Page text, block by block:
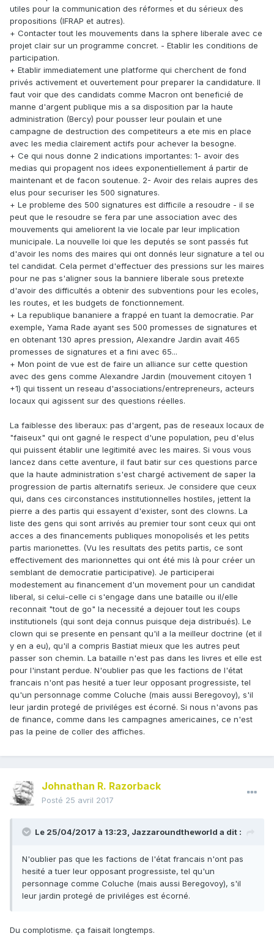
utiles pour la communication des réformes et du sérieux des
propositions (IFRAP et autres).
+ Contacter tout les mouvements dans la sphere liberale avec ce
projet clair sur un programme concret. - Etablir les conditions de
participation.
+ Etablir immediatement une platforme qui cherchent de fond
privés activement et ouvertement pour preparer la candidature. Il
faut voir que des candidats comme Macron ont beneficié de
manne d'argent publique mis a sa disposition par la haute
administration (Bercy) pour pousser leur poulain et une
campagne de destruction des competiteurs a ete mis en place
avec les media clairement actifs pour achever la besogne.
+ Ce qui nous donne 2 indications importantes: 1- avoir des
medias qui propagent nos idees exponentiellement á partir de
maintenant et de facon soutenue. 2- Avoir des relais aupres des
elus pour securiser les 500 signatures.
+ Le probleme des 500 signatures est difficile a resoudre - il se
peut que le resoudre se fera par une association avec des
mouvements qui ameliorent la vie locale par leur implication
municipale. La nouvelle loi que les deputés se sont passés fut
d'avoir les noms des maires qui ont donnés leur signature a tel ou
tel candidat. Cela permet d'effectuer des pressions sur les maires
pour ne pas s'aligner sous la banniere liberale sous pretexte
d'avoir des difficultés a obtenir des subventions pour les ecoles,
les routes, et les budgets de fonctionnement.
+ La republique bananiere a frappé en tuant la democratie. Par
exemple, Yama Rade ayant ses 500 promesses de signatures et
en obtenant 130 apres pression, Alexandre Jardin avait 465
promesses de signatures et a fini avec 65...
+ Mon point de vue est de faire un alliance sur cette question
avec des gens comme Alexandre Jardin (mouvement citoyen 1
+1) qui tissent un reseau d'associations/entrepreneurs, acteurs
locaux qui agissent sur des questions réelles.
La faiblesse des liberaux: pas d'argent, pas de reseaux locaux de
"faiseux" qui ont gagné le respect d'une population, peu d'elus
qui puissent établir une legitimité avec les maires. Si vous vous
lancez dans cette aventure, il faut batir sur ces questions parce
que la haute administration s'est chargé activement de saper la
progression de partis alternatifs serieux. Je considere que ceux
qui, dans ces circonstances institutionnelles hostiles, jettent la
pierre a des partis qui essayent d'exister, sont des clowns. La
liste des gens qui sont arrivés au premier tour sont ceux qui ont
acces a des financements publiques monopolisés et les petits
partis marionettes. (Vu les resultats des petits partis, ce sont
effectivement des marionnettes qui ont été mis là pour créer un
semblant de democratie participative). Je participerai
modestement au financement d'un movement pour un candidat
liberal, si celui-celle ci s'engage dans une bataille ou il/elle
reconnait "tout de go" la necessité a dejouer tout les coups
institutionels (qui sont deja connus puisque deja distribués). Le
clown qui se presente en pensant qu'il a la meilleur doctrine (et il
y en a eu), qu'il a compris Bastiat mieux que les autres peut
passer son chemin. La bataille n'est pas dans les livres et elle est
pour l'instant perdue. N'oublier pas que les factions de l'état
francais n'ont pas hesité a tuer leur opposant progressiste, tel
qu'un personnage comme Coluche (mais aussi Beregovoy), s'il
leur jardin protegé de priviléges est écorné. Si nous n'avons pas
de finance, comme dans les campagnes americaines, ce n'est
pas la peine de coller des affiches.
Johnathan R. Razorback
Posté 25 avril 2017
Le 25/04/2017 à 13:23, Jazzaroundtheworld a dit :
N'oublier pas que les factions de l'état francais n'ont pas
hesité a tuer leur opposant progressiste, tel qu'un
personnage comme Coluche (mais aussi Beregovoy), s'il
leur jardin protegé de priviléges est écorné.
Du complotisme. ça faisait longtemps.